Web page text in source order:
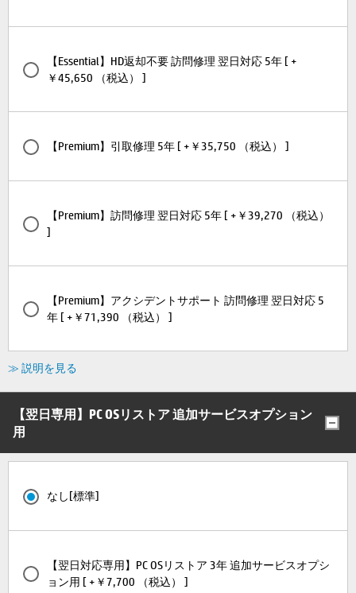
【Essential】HD返却不要 訪問修理 翌日対応 5年 [ +
￥45,650 （税込） ]
【Premium】引取修理 5年 [ +￥35,750 （税込） ]
【Premium】訪問修理 翌日対応 5年 [ +￥39,270 （税込）
]
【Premium】アクシデントサポート 訪問修理 翌日対応 5
年 [ +￥71,390 （税込） ]
≫ 説明を見る
【翌日専用】PC OSリストア 追加サービスオプション
用
なし[標準]
【翌日対応専用】PC OSリストア 3年 追加サービスオプシ
ョン用 [ +￥7,700 （税込） ]